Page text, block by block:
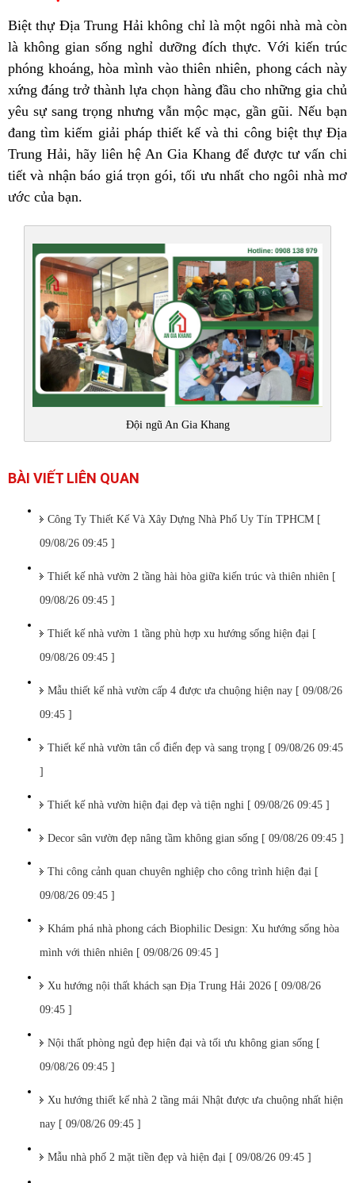
Biệt thự Địa Trung Hải không chỉ là một ngôi nhà mà còn
là không gian sống nghỉ dưỡng đích thực. Với kiến trúc
phóng khoáng, hòa mình vào thiên nhiên, phong cách này
xứng đáng trở thành lựa chọn hàng đầu cho những gia chủ
yêu sự sang trọng nhưng vẫn mộc mạc, gần gũi. Nếu bạn
đang tìm kiếm giải pháp thiết kế và thi công biệt thự Địa
Trung Hải, hãy liên hệ An Gia Khang để được tư vấn chi
tiết và nhận báo giá trọn gói, tối ưu nhất cho ngôi nhà mơ
ước của bạn.
Đội ngũ An Gia Khang
BÀI VIẾT LIÊN QUAN
Công Ty Thiết Kế Và Xây Dựng Nhà Phố Uy Tín TPHCM [
09/08/26 09:45 ]
Thiết kế nhà vườn 2 tầng hài hòa giữa kiến trúc và thiên nhiên [
09/08/26 09:45 ]
Thiết kế nhà vườn 1 tầng phù hợp xu hướng sống hiện đại [
09/08/26 09:45 ]
Mẫu thiết kế nhà vườn cấp 4 được ưa chuộng hiện nay [ 09/08/26
09:45 ]
Thiết kế nhà vườn tân cổ điển đẹp và sang trọng [ 09/08/26 09:45
]
Thiết kế nhà vườn hiện đại đẹp và tiện nghi [ 09/08/26 09:45 ]
Decor sân vườn đẹp nâng tầm không gian sống [ 09/08/26 09:45 ]
Thi công cảnh quan chuyên nghiệp cho công trình hiện đại [
09/08/26 09:45 ]
Khám phá nhà phong cách Biophilic Design: Xu hướng sống hòa
mình với thiên nhiên [ 09/08/26 09:45 ]
Xu hướng nội thất khách sạn Địa Trung Hải 2026 [ 09/08/26
09:45 ]
Nội thất phòng ngủ đẹp hiện đại và tối ưu không gian sống [
09/08/26 09:45 ]
Xu hướng thiết kế nhà 2 tầng mái Nhật được ưa chuộng nhất hiện
nay [ 09/08/26 09:45 ]
Mẫu nhà phố 2 mặt tiền đẹp và hiện đại [ 09/08/26 09:45 ]